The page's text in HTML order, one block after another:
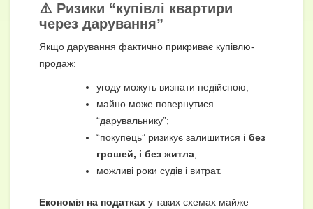
⚠️ Ризики “купівлі квартири
через дарування”
Якщо дарування фактично прикриває купівлю-
продаж:
угоду можуть визнати недійсною;
майно може повернутися
“дарувальнику”;
“покупець” ризикує залишитися і без
грошей, і без житла;
можливі роки судів і витрат.
Економія на податках у таких схемах майже